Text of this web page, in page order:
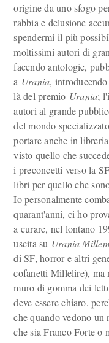
origine da uno sfogo
rabbia e delusione
spendermi il più
moltissimi autori di
facendo antologie,
a Urania,
là del premio Urania;
autori al grande
del mondo
portare anche in
visto quello che
i preconcetti verso la
libri per quello che
Io personalmente
quarant'anni, ci ho
a curare, nel lontano
uscita su Urania
di SF, horror e altri
cofanetti Millelire), ma
muro di gomma dei
deve essere chiaro,
che quando vedono
che sia Franco Forte o